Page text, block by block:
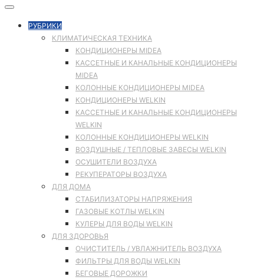
РУБРИКИ
КЛИМАТИЧЕСКАЯ ТЕХНИКА
КОНДИЦИОНЕРЫ MIDEA
КАССЕТНЫЕ И КАНАЛЬНЫЕ КОНДИЦИОНЕРЫ
MIDEA
КОЛОННЫЕ КОНДИЦИОНЕРЫ MIDEA
КОНДИЦИОНЕРЫ WELKIN
КАССЕТНЫЕ И КАНАЛЬНЫЕ КОНДИЦИОНЕРЫ
WELKIN
КОЛОННЫЕ КОНДИЦИОНЕРЫ WELKIN
ВОЗДУШНЫЕ / ТЕПЛОВЫЕ ЗАВЕСЫ WELKIN
ОСУШИТЕЛИ ВОЗДУХА
РЕКУПЕРАТОРЫ ВОЗДУХА
ДЛЯ ДОМА
СТАБИЛИЗАТОРЫ НАПРЯЖЕНИЯ
ГАЗОВЫЕ КОТЛЫ WELKIN
КУЛЕРЫ ДЛЯ ВОДЫ WELKIN
ДЛЯ ЗДОРОВЬЯ
ОЧИСТИТЕЛЬ / УВЛАЖНИТЕЛЬ ВОЗДУХА
ФИЛЬТРЫ ДЛЯ ВОДЫ WELKIN
БЕГОВЫЕ ДОРОЖКИ